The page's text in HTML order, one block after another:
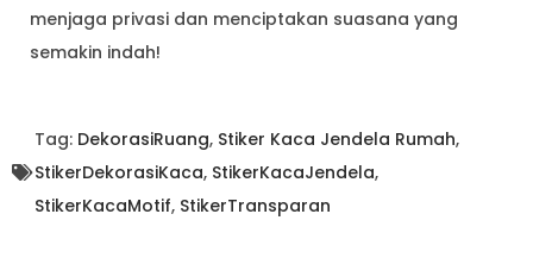
menjaga privasi dan menciptakan suasana yang
semakin indah!
Tag: DekorasiRuang, Stiker Kaca Jendela Rumah,
StikerDekorasiKaca, StikerKacaJendela,
StikerKacaMotif, StikerTransparan